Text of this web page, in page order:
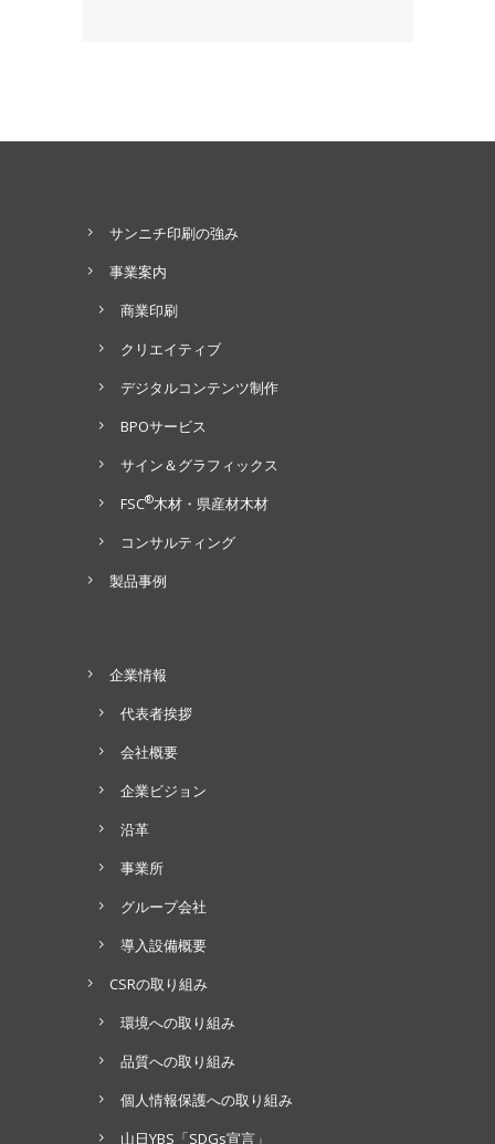
サンニチ印刷の強み
事業案内
商業印刷
クリエイティブ
デジタルコンテンツ制作
BPOサービス
サイン＆グラフィックス
FSC®木材・県産材木材
コンサルティング
製品事例
企業情報
代表者挨拶
会社概要
企業ビジョン
沿革
事業所
グループ会社
導入設備概要
CSRの取り組み
環境への取り組み
品質への取り組み
個人情報保護への取り組み
山日YBS「SDGs宣言」